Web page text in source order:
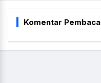
Komentar Pembaca